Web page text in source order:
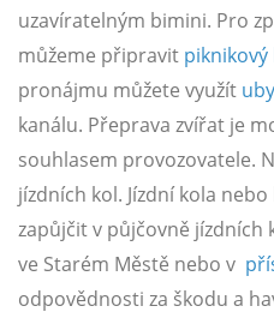
uzavíratelným bimini. Pro
můžeme připravit piknikový
pronájmu můžete využít
kanálu. Přeprava zvířat je
souhlasem provozovatele.
jízdních kol. Jízdní kola
zapůjčit v půjčovně jízdních
ve Starém Městě nebo v
odpovědnosti za škodu a